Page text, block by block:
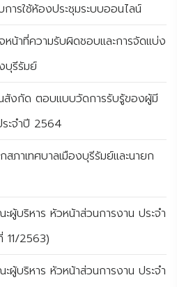
การใช้ห้องประชุมระบบออนไลน์
หน้าที่ความรับผิดชอบและการจัดแบ่ง
บุรีรัมย์
สังกัด ตอบแบบวัดการรับรู้ของผู้มี
ะจำปี 2564
สภาเทศบาลเมืองบุรีรัมย์และนายก
ผู้บริหาร หัวหน้าส่วนการงาน ประจำ
11/2563)
ผู้บริหาร หัวหน้าส่วนการงาน ประจำ